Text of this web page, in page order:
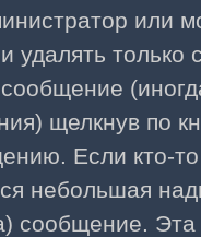
или
удалять
щелкнув по
Если кто-
небольшая
сообщение. Эта